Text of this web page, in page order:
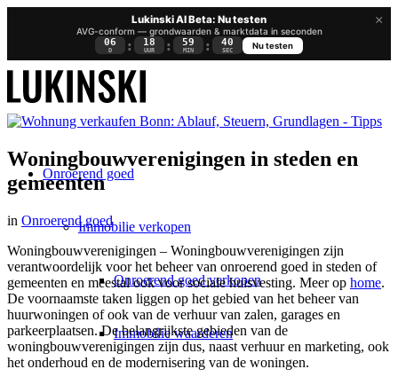
×
Lukinski AI Beta: Nu testen
AVG-conform — grondwaarden & marktdata in seconden
06
D : 18
UUR : 59
MIN : 40
SEC
Nu testen
Onroerend goed
Immobilie verkopen
Onroerend goed verkopen
Immobilie waarderen
Woningbouwverenigingen in steden en
gemeenten
in Onroerend goed
Woningbouwverenigingen – Woningbouwverenigingen zijn
verantwoordelijk voor het beheer van onroerend goed in steden of
gemeenten en meestal ook voor sociale huisvesting. Meer op home.
De voornaamste taken liggen op het gebied van het beheer van
huurwoningen of ook van de verhuur van zalen, garages en
parkeerplaatsen. De belangrijkste gebieden van de
woningbouwverenigingen zijn dus, naast verhuur en marketing, ook
het onderhoud en de modernisering van de woningen.